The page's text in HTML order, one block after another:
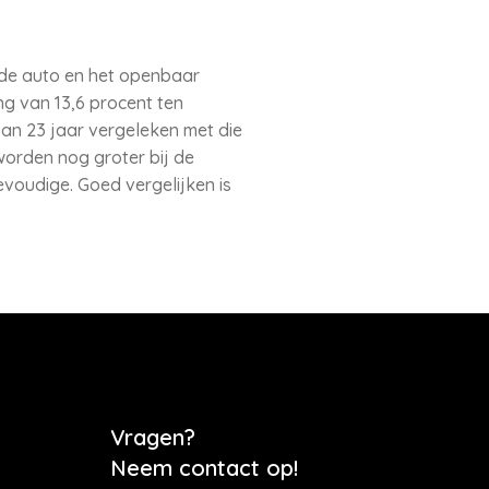
auto en het openbaar
van 13,6 procent ten
23 jaar vergeleken met die
nog groter bij de
Goed vergelijken is
Vragen?
Neem contact op!